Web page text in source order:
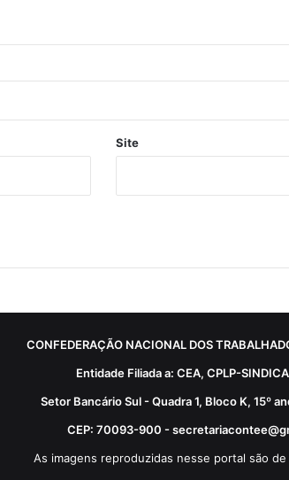
Site
CONFEDERAÇÃO NACIONAL DOS
Entidade Filiada a: CEA, CPLP-
Setor Bancário Sul - Quadra 1, Bloco K, 15º
CEP: 70093-900 -
As imagens reproduzidas nesse portal são